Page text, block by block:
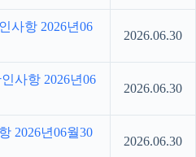
사항 2026년06
2026.06.30
사항 2026년06
2026.06.30
2026년06월30
2026.06.30